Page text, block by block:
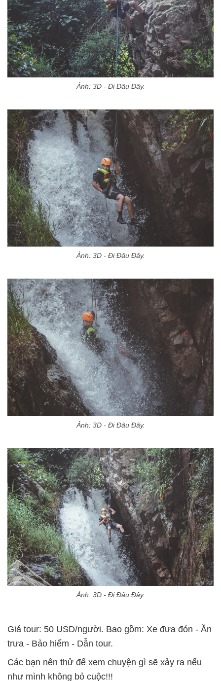
Ảnh: 3D - Đi Đâu Đây.
Ảnh: 3D - Đi Đâu Đây.
Ảnh: 3D - Đi Đâu Đây.
Ảnh: 3D - Đi Đâu Đây.
Giá tour: 50 USD/người. Bao gồm: Xe đưa đón - Ăn
trưa - Bảo hiểm - Dẫn tour.
Các bạn nên thử để xem chuyện gì sẽ xảy ra nếu
như mình không bỏ cuộc!!!